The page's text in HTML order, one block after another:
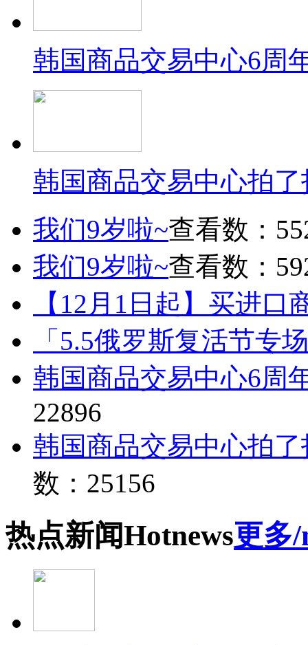
韩国商品交易中心6周
韩国商品交易中心拍
我们9岁啦~查看数：
我们9岁啦~查看数：
【12月1日起】买进口
「5.5俄罗斯复活节专
韩国商品交易中心6周
22896
韩国商品交易中心拍
数：25156
热点新闻Hotnews更多